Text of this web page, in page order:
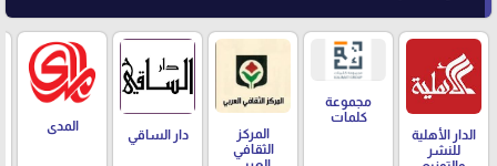
الدار الأهلية
للنشر
مجموعة
كلمات
المركز
الثقافي
دار الساقي
المدى